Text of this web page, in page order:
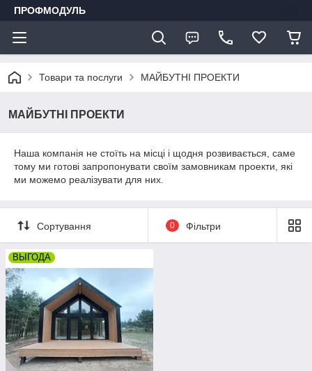
ПРОФМОДУЛЬ
Товари та послуги МАЙБУТНІ ПРОЕКТИ
МАЙБУТНІ ПРОЕКТИ
Наша компанія не стоїть на місці і щодня розвивається, саме
тому ми готові запропонувати своїм замовникам проекти, які
ми можемо реалізувати для них.
Сортування 0 Фільтри
ВЫГОДА